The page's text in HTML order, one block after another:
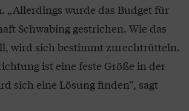
„Allerdings wurde das Budget für
Schwabing gestrichen. Wie das
wird sich bestimmt zurechtrütteln.
ist eine feste Größe in der
sich eine Lösung finden“, sagt